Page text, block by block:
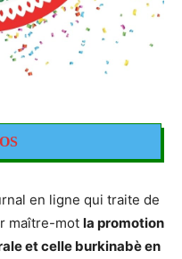
en ligne qui traite de
maître-mot la promotion
et celle burkinabè en